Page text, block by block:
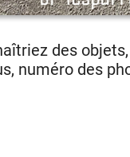
des
numéro des